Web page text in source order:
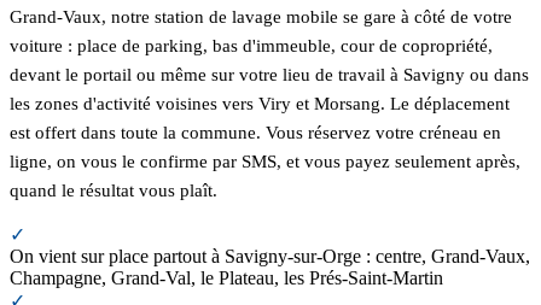
Grand-Vaux, notre station de lavage mobile se gare à côté de votre
voiture : place de parking, bas d'immeuble, cour de copropriété,
devant le portail ou même sur votre lieu de travail à Savigny ou dans
les zones d'activité voisines vers Viry et Morsang. Le déplacement
est offert dans toute la commune. Vous réservez votre créneau en
ligne, on vous le confirme par SMS, et vous payez seulement après,
quand le résultat vous plaît.
✓
On vient sur place partout à Savigny-sur-Orge : centre, Grand-Vaux,
Champagne, Grand-Val, le Plateau, les Prés-Saint-Martin